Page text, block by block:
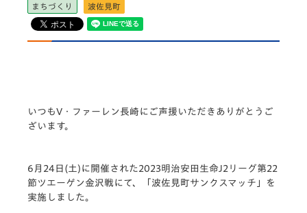
まちづくり 波佐見町
いつもV・ファーレン長崎にご声援いただきありがとうご
ざいます。
6月24日(土)に開催された2023明治安田生命J2リーグ第22
節ツエーゲン金沢戦にて、「波佐見町サンクスマッチ」を
実施しました。